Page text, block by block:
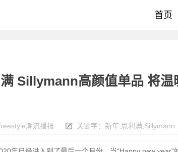
首页
Sillymann高颜值单品 将温
潮流播报 关键字： 新年 思利满 Sillymann